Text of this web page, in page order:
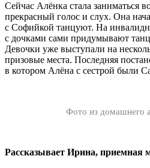
Сейчас Алёнка стала заниматься
прекрасный голос и слух. Она
с Софийкой танцуют. На
с дочками сами придумывают
Девочки уже выступали на
призовые места. Последняя
в котором Алёна с сестрой были
Фото из домашнего
Рассказывает Ирина, приемная